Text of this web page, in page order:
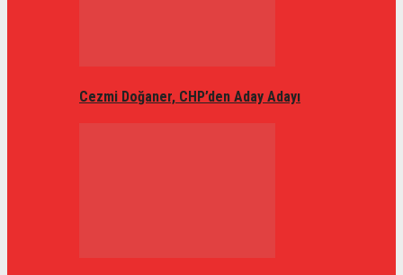
Cezmi Doğaner, CHP’den Aday Adayı